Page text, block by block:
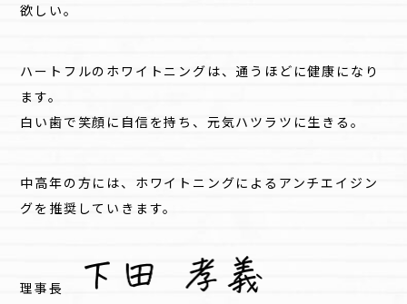
欲しい。
ハートフルのホワイトニングは、通うほどに健康になり
ます。
白い歯で笑顔に自信を持ち、元気ハツラツに生きる。
中高年の方には、ホワイトニングによるアンチエイジン
グを推奨していきます。
理事長